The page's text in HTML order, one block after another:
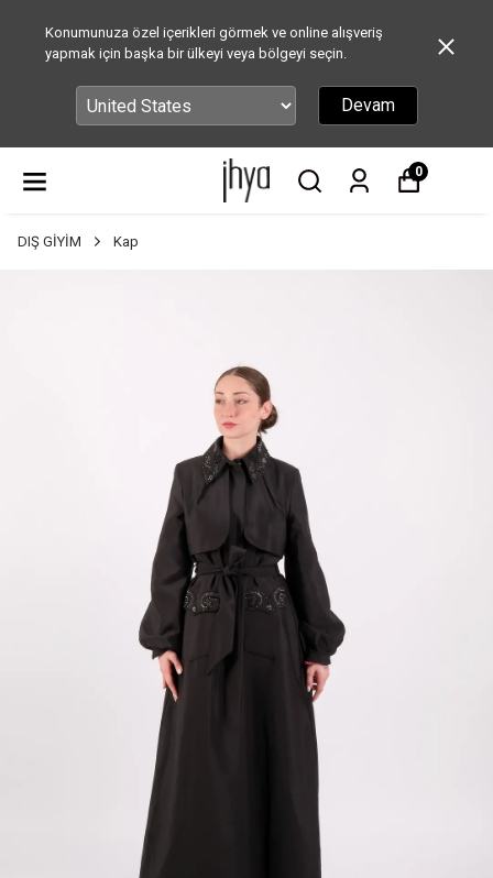
Konumunuza özel içerikleri görmek ve online alışveriş
yapmak için başka bir ülkeyi veya bölgeyi seçin.
Devam
0
DIŞ GİYİM Kap